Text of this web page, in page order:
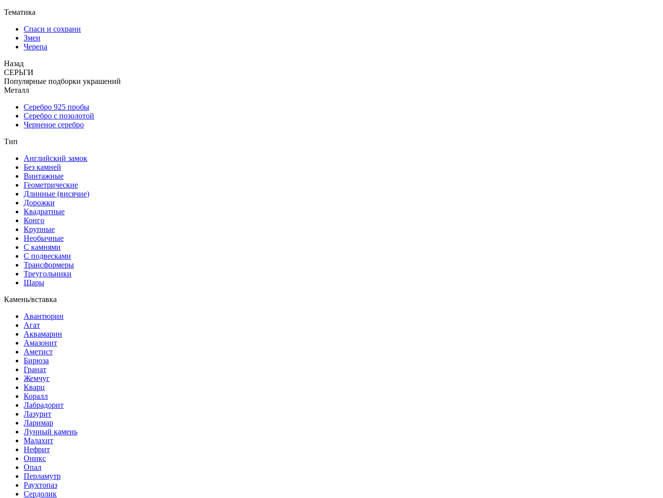
Тематика
Спаси и сохрани
Змеи
Черепа
Назад
СЕРЬГИ
Популярные подборки украшений
Металл
Серебро 925 пробы
Серебро с позолотой
Черненое серебро
Тип
Английский замок
Без камней
Винтажные
Геометрические
Длинные (висячие)
Дорожки
Квадратные
Конго
Крупные
Необычные
С камнями
С подвесками
Трансформеры
Треугольники
Шары
Камень/вставка
Авантюрин
Агат
Аквамарин
Амазонит
Аметист
Бирюза
Гранат
Жемчуг
Кварц
Коралл
Лабрадорит
Лазурит
Ларимар
Лунный камень
Малахит
Нефрит
Оникс
Опал
Перламутр
Раухтопаз
Сердолик